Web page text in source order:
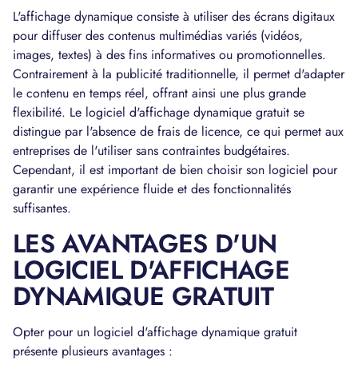
L'affichage dynamique consiste à utiliser des écrans digitaux
pour diffuser des contenus multimédias variés (vidéos,
images, textes) à des fins informatives ou promotionnelles.
Contrairement à la publicité traditionnelle, il permet d'adapter
le contenu en temps réel, offrant ainsi une plus grande
flexibilité. Le logiciel d'affichage dynamique gratuit se
distingue par l'absence de frais de licence, ce qui permet aux
entreprises de l'utiliser sans contraintes budgétaires.
Cependant, il est important de bien choisir son logiciel pour
garantir une expérience fluide et des fonctionnalités
suffisantes.
LES AVANTAGES D'UN
LOGICIEL D'AFFICHAGE
DYNAMIQUE GRATUIT
Opter pour un logiciel d'affichage dynamique gratuit
présente plusieurs avantages :